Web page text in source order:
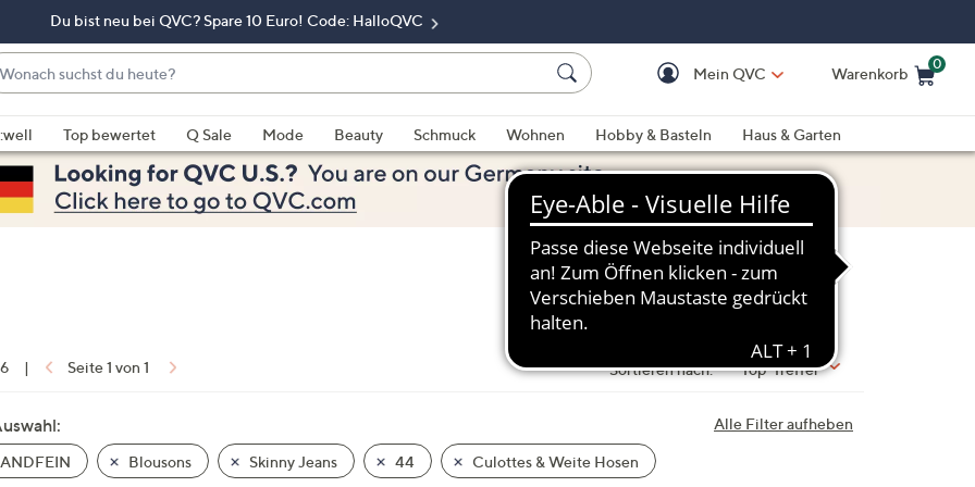
Du bist neu bei QVC? Spare 10 Euro! Code: HalloQVC
Mein QVC Warenkorb
0
Top bewertet Q Sale Mode Beauty Schmuck Wohnen Hobby & Basteln
Haus & Garten
| Seite 1 von 1 Sortieren nach: Top-Treffer
Alle Filter aufheben
Blousons Skinny Jeans 44 Culottes & Weite Hosen